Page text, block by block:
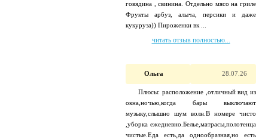
говядина , свинина. Отдельно мясо на гриле
Фрукты арбуз, алыча, персики и даже
кукуруза)) Пироженки вк ...
читать отзыв полностью...
Ольга 28.07.26
Плюсы: расположение ,отличный вид из
окна,ночью,когда бары выключают
музыку,слышно шум волн.В номере чисто
,уборка ежедневно.Белье,матрасы,полотенца
чистые.Еда есть,да однообразная,но есть